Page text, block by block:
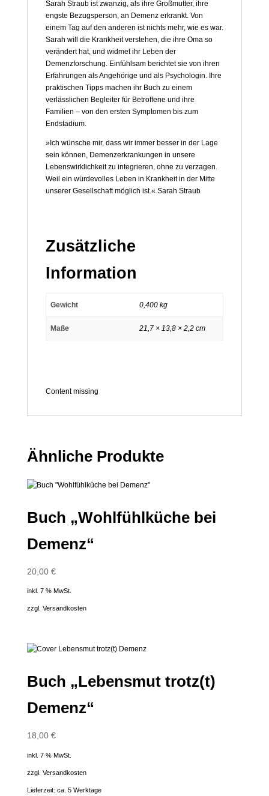
Sarah Straub ist zwanzig, als ihre Großmutter, ihre
engste Bezugsperson, an Demenz erkrankt. Von
einem Tag auf den anderen ist nichts mehr, wie es war.
Sarah will die Krankheit verstehen, die ihre Oma so
verändert hat, und widmet ihr Leben der
Demenzforschung. Einfühlsam berichtet sie von ihren
Erfahrungen als Angehörige und als Psychologin. Ihre
praktischen Tipps machen ihr Buch zu einem
verlässlichen Begleiter für Betroffene und ihre
Familien – von den ersten Symptomen bis zum
Endstadium.
»Ich wünsche mir, dass wir immer besser in der Lage
sein können, Demenzerkrankungen in unsere
Lebenswirklichkeit zu integrieren, ohne zu verzagen.
Weil ein würdevolles Leben in Krankheit in der Mitte
unserer Gesellschaft möglich ist.« Sarah Straub
Zusätzliche
Information
Gewicht 0,400 kg
Maße 21,7 × 13,8 × 2,2 cm
Content missing
Ähnliche Produkte
Buch „Wohlfühlküche bei
Demenz“
20,00 €
inkl. 7 % MwSt.
zzgl. Versandkosten
Buch „Lebensmut trotz(t)
Demenz“
18,00 €
inkl. 7 % MwSt.
zzgl. Versandkosten
Lieferzeit: ca. 5 Werktage